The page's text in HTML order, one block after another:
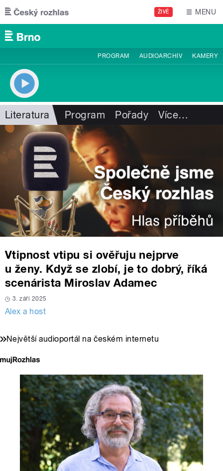
Přejít k hlavnímu obsahu
ŽIVĚ MENU
PROGRAM AUDIOARCHIV KAMERY
Literatura Program Pořady Více…
Vtipnost vtipu si ověřuju nejprve
u ženy. Když se zlobí, je to dobrý, říká
scenárista Miroslav Adamec
3. září 2025
Alex a host
Největší audioportál na českém internetu